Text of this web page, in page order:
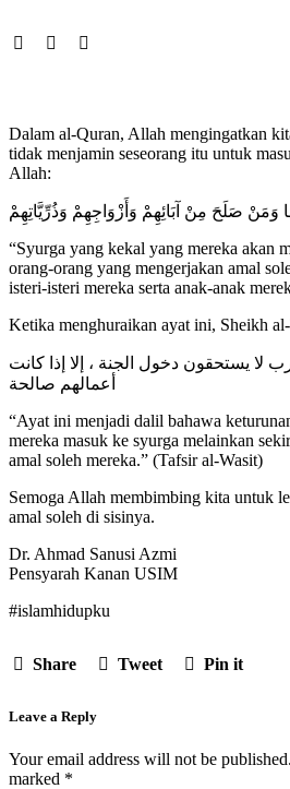
Dalam al-Quran, Allah mengingatkan
tidak menjamin seseorang itu untuk
Allah:
وَمَنْ صَلَحَ مِنْ آبَائِهِمْ وَأَزْوَاجِهِمْ وَذُرِّيَّاتِهِمْ
“Syurga yang kekal yang mereka akan
orang-orang yang mengerjakan amal
isteri-isteri mereka serta anak-anak
Ketika menghuraikan ayat ini, Sheikh
لا يستحقون دخول الجنة ، إلا إذا كانت
أعمالهم صالحة
“Ayat ini menjadi dalil bahawa
mereka masuk ke syurga melainkan
amal soleh mereka.” (Tafsir al-Wasit)
Semoga Allah membimbing kita untuk
amal soleh di sisinya.
Dr. Ahmad Sanusi Azmi
Pensyarah Kanan USIM
#islamhidupku
Share Tweet Pin it
Leave a Reply
Your email address will not be published.
marked *